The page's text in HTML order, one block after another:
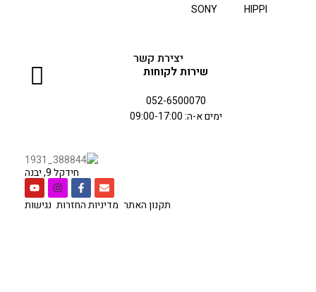
HIPPI
SONY
יצירת קשר
שירות לקוחות
052-6500070
ימים א-ה: 09:00-17:00
חידקל 9, יבנה
תקנון האתר מדיניות החזרות נגישות